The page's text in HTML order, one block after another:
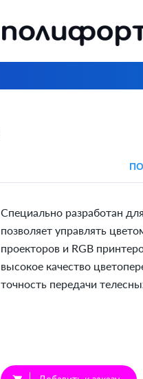
Специально разработан
позволяет управлять
проекторов и RGB
высокое качество
точность передачи